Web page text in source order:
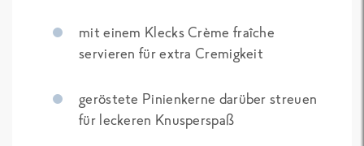
mit einem Klecks Crème fraîche
servieren für extra Cremigkeit
geröstete Pinienkerne darüber streuen
für leckeren Knusperspaß